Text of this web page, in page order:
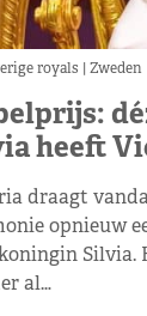
royals Zweden
heeft
draagt
opnieuw
Silvia.
al…